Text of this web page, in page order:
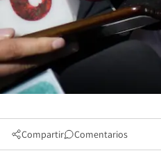
Compartir Comentarios